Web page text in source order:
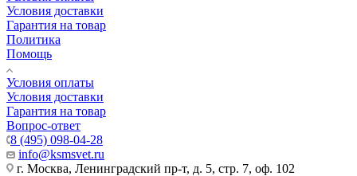
Условия доставки
Гарантия на товар
Политика
Помощь
Условия оплаты
Условия доставки
Гарантия на товар
Вопрос-ответ
8 (495) 098-04-28
info@ksmsvet.ru
г. Москва, Ленинградский пр-т, д. 5, стр. 7, оф. 102